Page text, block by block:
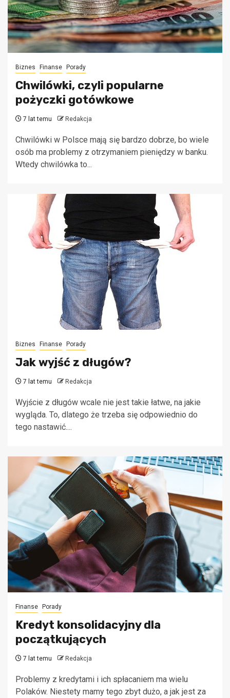
Biznes Finanse Porady
Chwilówki, czyli popularne
pożyczki gotówkowe
7 lat temu Redakcja
Chwilówki w Polsce mają się bardzo dobrze, bo wiele
osób ma problemy z otrzymaniem pieniędzy w banku.
Wtedy chwilówka to...
Biznes Finanse Porady
Jak wyjść z długów?
7 lat temu Redakcja
Wyjście z długów wcale nie jest takie łatwe, na jakie
wygląda. To, dlatego że trzeba się odpowiednio do
tego nastawić....
Finanse Porady
Kredyt konsolidacyjny dla
początkujących
7 lat temu Redakcja
Problemy z kredytami i ich spłacaniem ma wielu
Polaków. Niestety mamy tego zbyt dużo, a jak jest za